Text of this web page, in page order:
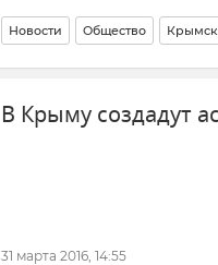
Новости Общество
В Крыму создадут
31 марта 2016, 14:55